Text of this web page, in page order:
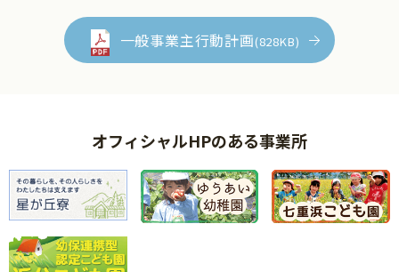
一般事業主行動計画(828KB)
オフィシャルHPのある事業所